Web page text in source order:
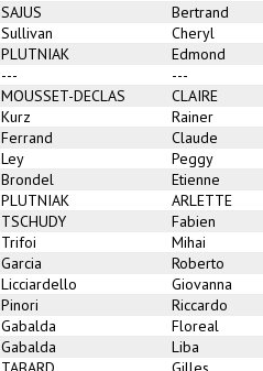
SAJUS Bertrand
Sullivan Cheryl
PLUTNIAK Edmond
--- ---
MOUSSET-DECLAS CLAIRE
Kurz Rainer
Ferrand Claude
Ley Peggy
Brondel Etienne
PLUTNIAK ARLETTE
TSCHUDY Fabien
Trifoi Mihai
Garcia Roberto
Licciardello Giovanna
Pinori Riccardo
Gabalda Floreal
Gabalda Liba